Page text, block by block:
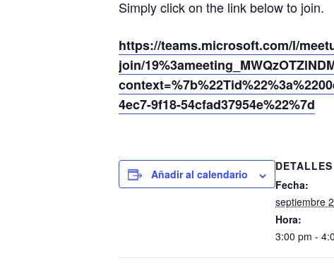
Simply click on the link below to join.
https://teams.microsoft.com/l/
join/
4ec7-9f18-54cfad37954e%22%7d
Añadir al calendario
DETALLES
Fecha:
septiembre
Hora:
3:00 pm -